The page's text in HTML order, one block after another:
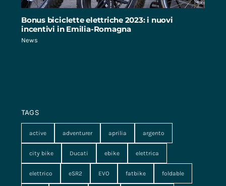
Bonus biciclette elettriche 2023: i nuovi
incentivi in Emilia-Romagna
News
TAGS
active adventurer aprilia argento
city bike Ducati ebike elettrica
elettrico eSR2 EVO fatbike foldable